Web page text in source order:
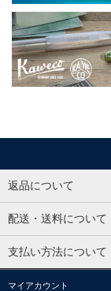
返品について
配送・送料について
支払い方法について
マイアカウント